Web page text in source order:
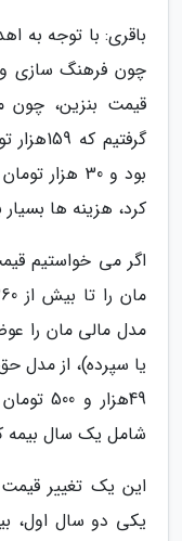
باقری: با توجه
چون فرهنگ سازی و
بود و 30
کرد، هزینه ها
اگر می خواستیم
مدل مالی مان را
یا سپرده)، از مدل
شامل یک سال بیمه
این یک تغییر
یکی دو سال اول،